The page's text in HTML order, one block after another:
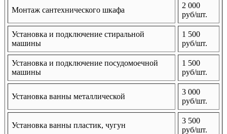
Монтаж сантехнического шкафа
2 000
руб/шт.
Установка и подключение стиральной
машины
1 500
руб/шт.
Установка и подключение посудомоечной
машины
1 500
руб/шт.
Установка ванны металлической
3 000
руб/шт.
Установка ванны пластик, чугун
3 500
руб/шт.